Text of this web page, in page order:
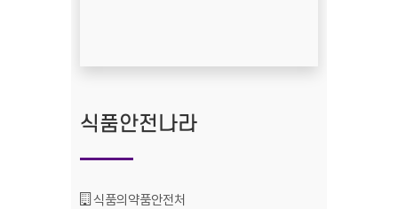
식품안전나라
기관명 :
식품의약품안전처